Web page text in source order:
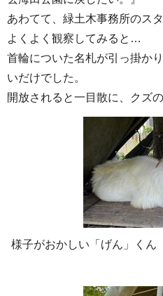
あわてて、緑土木事務所のス
よくよく観察してみると…
首輪についた名札が引っ掛か
いだけでした。
開放されると一目散に、クズ
様子がおかしい「げん」くん